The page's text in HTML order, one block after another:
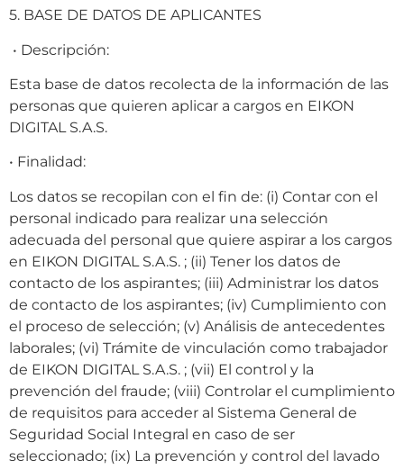
5. BASE DE DATOS DE APLICANTES
• Descripción:
Esta base de datos recolecta de la información de las
personas que quieren aplicar a cargos en EIKON
DIGITAL S.A.S.
• Finalidad:
Los datos se recopilan con el fin de: (i) Contar con el
personal indicado para realizar una selección
adecuada del personal que quiere aspirar a los cargos
en EIKON DIGITAL S.A.S. ; (ii) Tener los datos de
contacto de los aspirantes; (iii) Administrar los datos
de contacto de los aspirantes; (iv) Cumplimiento con
el proceso de selección; (v) Análisis de antecedentes
laborales; (vi) Trámite de vinculación como trabajador
de EIKON DIGITAL S.A.S. ; (vii) El control y la
prevención del fraude; (viii) Controlar el cumplimiento
de requisitos para acceder al Sistema General de
Seguridad Social Integral en caso de ser
seleccionado; (ix) La prevención y control del lavado